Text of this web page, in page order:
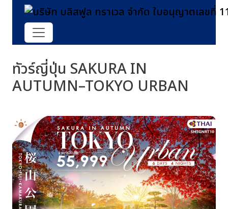
ทัวร์ญี่ปุ่น SAKURA IN
AUTUMN–TOKYO URBAN